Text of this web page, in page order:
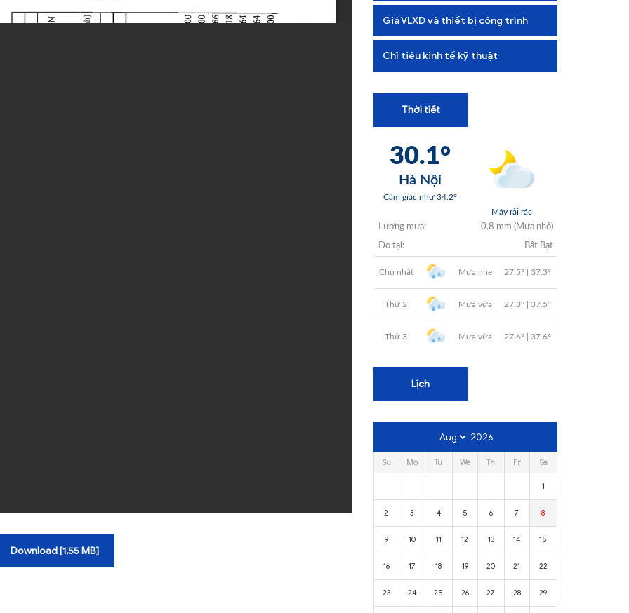
Download [1,55 MB]
Giá VLXD và thiết bị công trình
Chỉ tiêu kinh tế kỹ thuật
Thời tiết
Lịch
2026
Su Mo Tu We Th Fr Sa
1
2 3 4 5 6 7 8
9 10 11 12 13 14 15
16 17 18 19 20 21 22
23 24 25 26 27 28 29